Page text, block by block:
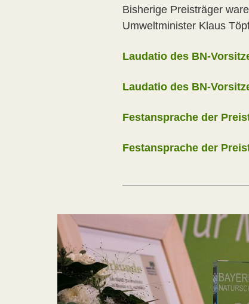
Bisherige Preisträger
Umweltminister Klaus
Laudatio des BN-
Laudatio des BN-
Festansprache der
Festansprache der